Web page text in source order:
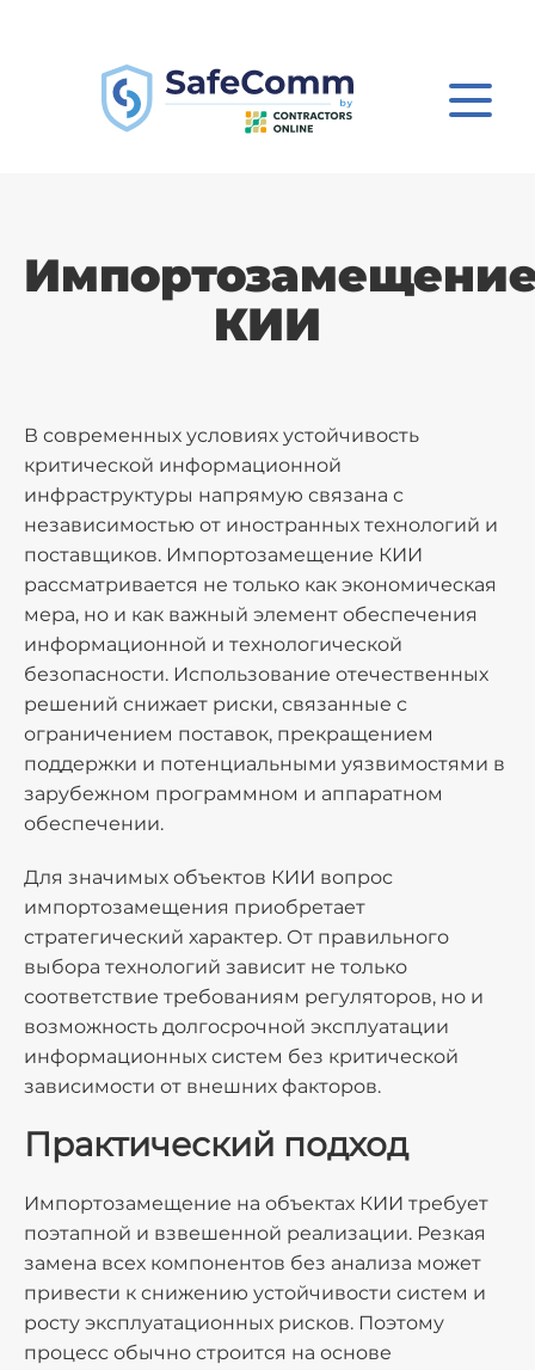
КИИ
В современных условиях устойчивость
критической информационной
инфраструктуры напрямую связана с
независимостью от иностранных технологий и
поставщиков. Импортозамещение КИИ
рассматривается не только как экономическая
мера, но и как важный элемент обеспечения
информационной и технологической
безопасности. Использование отечественных
решений снижает риски, связанные с
ограничением поставок, прекращением
поддержки и потенциальными уязвимостями в
зарубежном программном и аппаратном
обеспечении.
Для значимых объектов КИИ вопрос
импортозамещения приобретает
стратегический характер. От правильного
выбора технологий зависит не только
соответствие требованиям регуляторов, но и
возможность долгосрочной эксплуатации
информационных систем без критической
зависимости от внешних факторов.
Практический подход
Импортозамещение на объектах КИИ требует
поэтапной и взвешенной реализации. Резкая
замена всех компонентов без анализа может
привести к снижению устойчивости систем и
росту эксплуатационных рисков. Поэтому
процесс обычно строится на основе